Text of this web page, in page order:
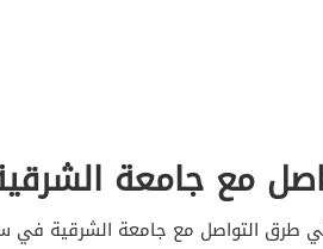
مع جامعة
طرق التواصل مع جامعة الشرقية في